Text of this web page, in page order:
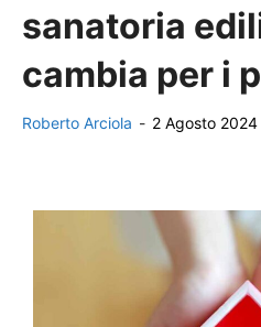
sanatoria
cambia per i
Roberto Arciola - 2 Agosto 2024